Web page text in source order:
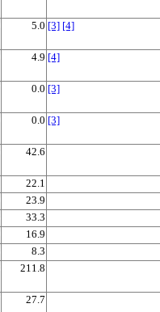
5.0 [3] [4]
4.9 [4]
0.0 [3]
0.0 [3]
42.6
22.1
23.9
33.3
16.9
8.3
211.8
27.7